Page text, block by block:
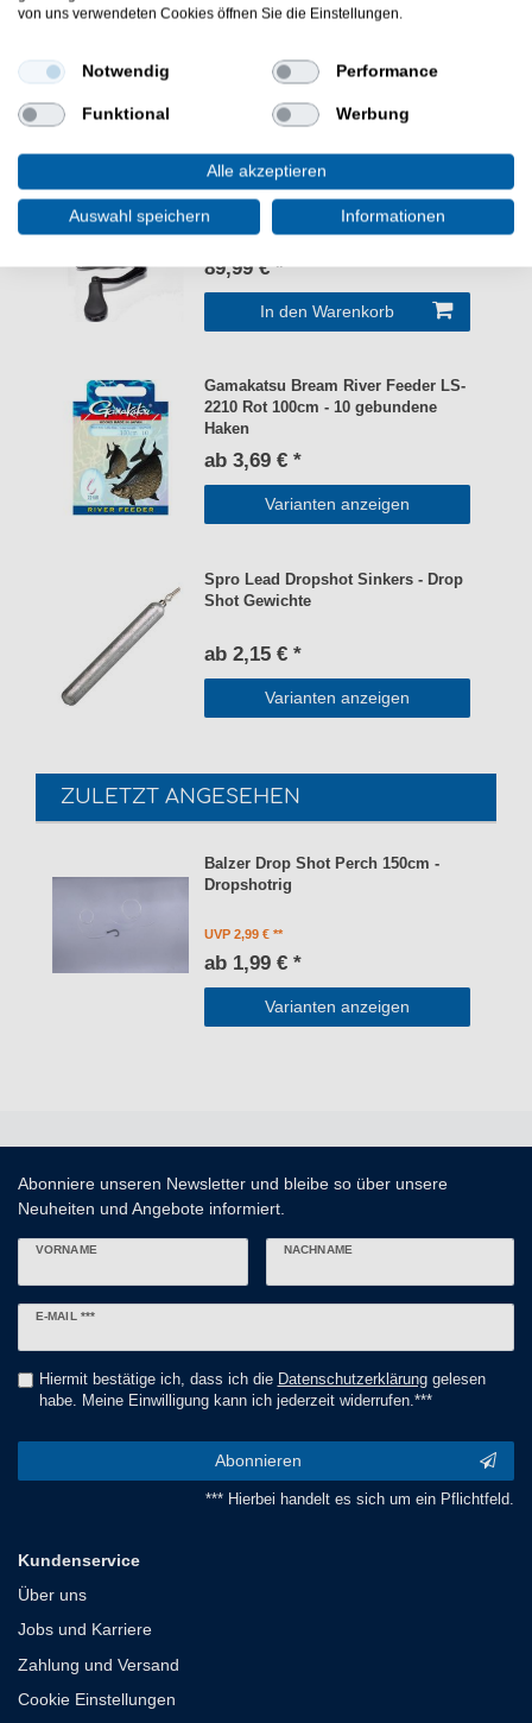
WEITERE INTERESSANTE ARTIKEL
FTM Rolle Evil 1000 - Angelrolle
89,99 € *
In den Warenkorb
Gamakatsu Bream River Feeder LS-
2210 Rot 100cm - 10 gebundene
Haken
ab 3,69 € *
Varianten anzeigen
Spro Lead Dropshot Sinkers - Drop
Shot Gewichte
ab 2,15 € *
Varianten anzeigen
ZULETZT ANGESEHEN
Balzer Drop Shot Perch 150cm -
Dropshotrig
UVP 2,99 €
ab 1,99 € *
Varianten anzeigen
Abonniere unseren Newsletter und bleibe so über unsere
Neuheiten und Angebote informiert.
VORNAME NACHNAME
E-MAIL ***
Newsletter
Hiermit bestätige ich, dass ich die Daten­schutz­erklärunggelesen
habe. Meine Einwilligung kann ich jederzeit widerrufen.***
Abonnieren
*** Hierbei handelt es sich um ein Pflichtfeld.
Kundenservice
Über uns
Jobs und Karriere
Zahlung und Versand
Cookie Einstellungen
von uns verwendeten Cookies öffnen Sie die Einstellungen.
Notwendig Performance
Funktional Werbung
Alle akzeptieren
Auswahl speichern Informationen